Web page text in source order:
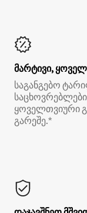
მარტივი,
საგანგებო
ყოველთვიური
გარეშე.*